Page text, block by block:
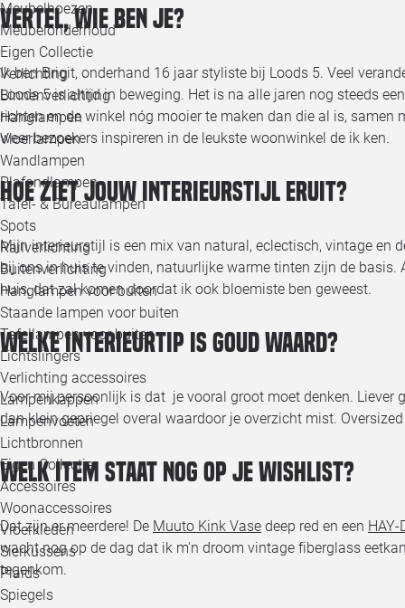
Meubelhoezen
Meubelonderhoud
Eigen Collectie
Verlichting
Binnenverlichting
Hanglampen
Vloerlampen
Wandlampen
Plafondlampen
Tafel- & Bureaulampen
Spots
Railverlichting
Buitenverlichting
Hanglampen voor buiten
Staande lampen voor buiten
Tafellampen voor buiten
Lichtslingers
Verlichting accessoires
Lampenkappen
Lampenvoeten
Lichtbronnen
Eigen Collectie
Accessoires
Woonaccessoires
Vloerkleden
Sierkussens
Plaids
Spiegels
Vertel, wie ben je?
Ik ben Brigit, onderhand 16 jaar styliste bij Loods 5. Veel
Loods 5 is altijd in beweging. Het is na alle jaren nog steeds
richten en de winkel nóg mooier te maken dan die al is, samen
weer bezoekers inspireren in de leukste woonwinkel de ik ken.
Hoe ziet jouw interieurstijl eruit?
Mijn interieurstijl is een mix van natural, eclectisch, vintage en
bij ons in huis te vinden, natuurlijke warme tinten zijn de basis.
huis, dat zal komen doordat ik ook bloemiste ben geweest.
Welke interieurtip is goud waard?
Voor mij persoonlijk is dat je vooral groot moet denken. Liever
dan klein gepriegel overal waardoor je overzicht mist.
Welk item staat nog op je wishlist?
Dat zijn er meerdere! De Muuto Kink Vase deep red en een HAY-
wacht nog op de dag dat ik m'n droom vintage fiberglass
tegenkom.